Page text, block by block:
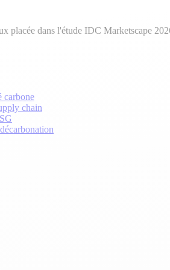
placée dans l'étude IDC Marketscape
carbone
chain